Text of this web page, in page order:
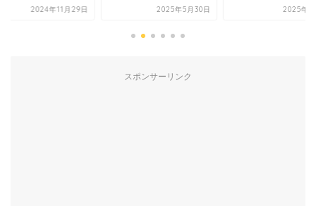
2024年11月29日 2025年5月30日 2025年1
スポンサーリンク